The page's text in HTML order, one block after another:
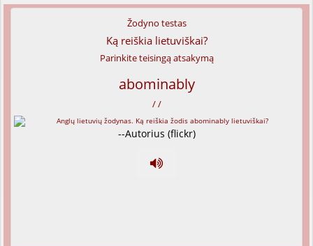
Žodyno testas
Ką reiškia lietuviškai?
Parinkite teisingą atsakymą
abominably
/ /
--Autorius (flickr)